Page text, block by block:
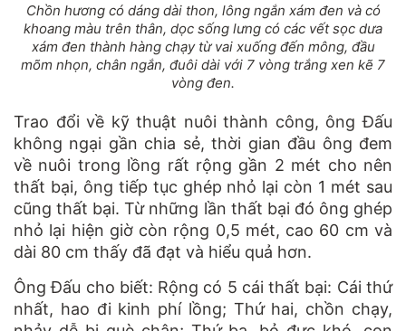
Chồn hương có dáng dài thon, lông ngắn xám đen và có
khoang màu trên thân, dọc sống lưng có các vết sọc dưa
xám đen thành hàng chạy từ vai xuống đến mông, đầu
mõm nhọn, chân ngắn, đuôi dài với 7 vòng trắng xen kẽ 7
vòng đen.
Trao đổi về kỹ thuật nuôi thành công, ông Ðấu
không ngại gần chia sẻ, thời gian đầu ông đem
về nuôi trong lồng rất rộng gần 2 mét cho nên
thất bại, ông tiếp tục ghép nhỏ lại còn 1 mét sau
cũng thất bại. Từ những lần thất bại đó ông ghép
nhỏ lại hiện giờ còn rộng 0,5 mét, cao 60 cm và
dài 80 cm thấy đã đạt và hiểu quả hơn.
Ông Đấu cho biết: Rộng có 5 cái thất bại: Cái thứ
nhất, hao đi kinh phí lồng; Thứ hai, chồn chạy,